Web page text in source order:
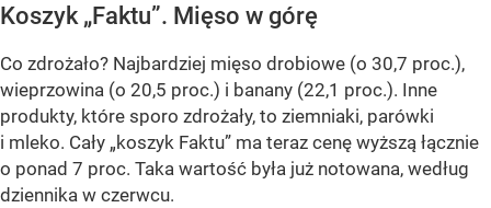
Koszyk „Faktu”. Mięso w górę
Co zdrożało? Najbardziej mięso drobiowe (o 30,7 proc.),
wieprzowina (o 20,5 proc.) i banany (22,1 proc.). Inne
produkty, które sporo zdrożały, to ziemniaki, parówki
i mleko. Cały „koszyk Faktu” ma teraz cenę wyższą łącznie
o ponad 7 proc. Taka wartość była już notowana, według
dziennika w czerwcu.